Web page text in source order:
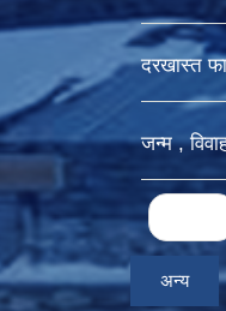
दरखास्त
जन्म ,
Pages
अन्य